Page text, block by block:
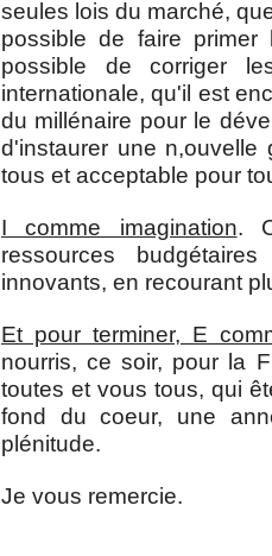
seules lois du marché,
possible de faire
possible de corriger
internationale, qu'il est
du millénaire pour le
d'instaurer une n,ouvelle
tous et acceptable pour
I comme imagination.
ressources
innovants, en recourant
Et pour terminer, E
nourris, ce soir, pour la
toutes et vous tous, qui
fond du coeur, une
plénitude.
Je vous remercie.